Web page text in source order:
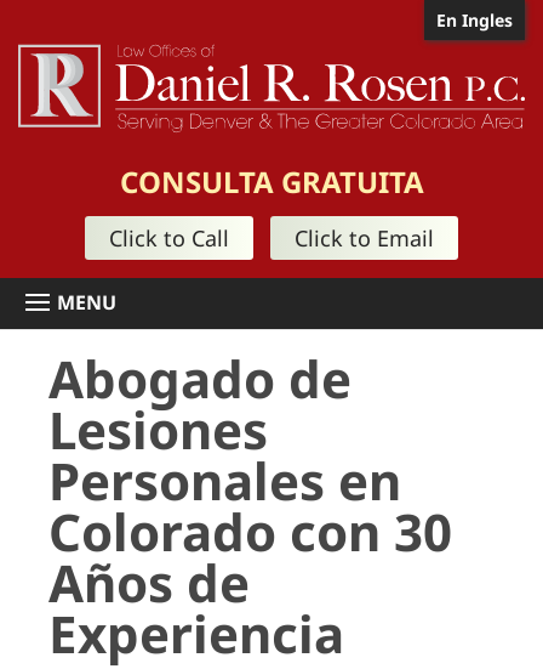
En Ingles
CONSULTA GRATUITA
Click to Call Click to Email
Abogado de
Lesiones
Personales en
Colorado con 30
Años de
Experiencia